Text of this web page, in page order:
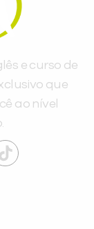
e curso de
que
ao nível